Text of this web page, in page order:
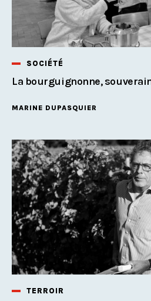
SOCIÉTÉ
La bourguignonne,
MARINE DUPASQUIER
TERROIR